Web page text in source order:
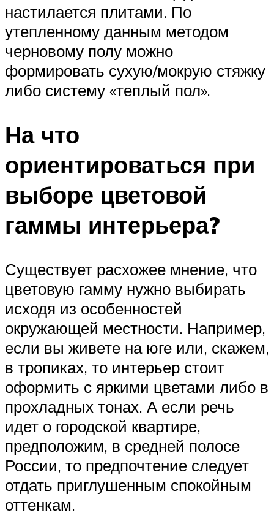
настилается плитами. По
утепленному данным методом
черновому полу можно
формировать сухую/мокрую стяжку
либо систему «теплый пол».
На что
ориентироваться при
выборе цветовой
гаммы интерьера?
Существует расхожее мнение, что
цветовую гамму нужно выбирать
исходя из особенностей
окружающей местности. Например,
если вы живете на юге или, скажем,
в тропиках, то интерьер стоит
оформить с яркими цветами либо в
прохладных тонах. А если речь
идет о городской квартире,
предположим, в средней полосе
России, то предпочтение следует
отдать приглушенным спокойным
оттенкам.